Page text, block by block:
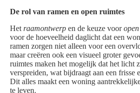
De rol van ramen en open ruimtes
Het raamontwerp en de keuze voor
voor de hoeveelheid daglicht dat een
ramen zorgen niet alleen voor een
maar creëren ook een visueel groter
ruimtes maken het mogelijk dat het licht
verspreiden, wat bijdraagt aan een frisse
Dit alles maakt een woning
te leven.